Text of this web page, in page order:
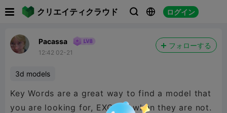
クリエイティクラウド   ログイン
Pacassa
12:42 02-21
フォローする
3d models
Key Words are a great way to find a model that
you are looking for, EXCEPT when they are not.